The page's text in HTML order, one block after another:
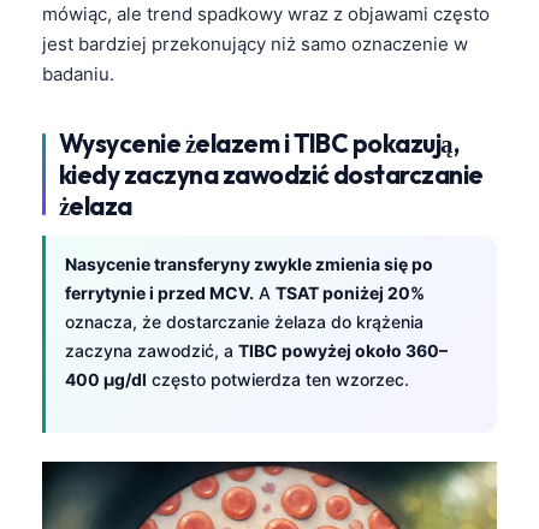
mówiąc, ale trend spadkowy wraz z objawami często
jest bardziej przekonujący niż samo oznaczenie w
badaniu.
Wysycenie żelazem i TIBC pokazują,
kiedy zaczyna zawodzić dostarczanie
żelaza
Nasycenie transferyny zwykle zmienia się po
ferrytynie i przed MCV. A TSAT poniżej 20%
oznacza, że dostarczanie żelaza do krążenia
zaczyna zawodzić, a TIBC powyżej około 360–
400 µg/dl często potwierdza ten wzorzec.